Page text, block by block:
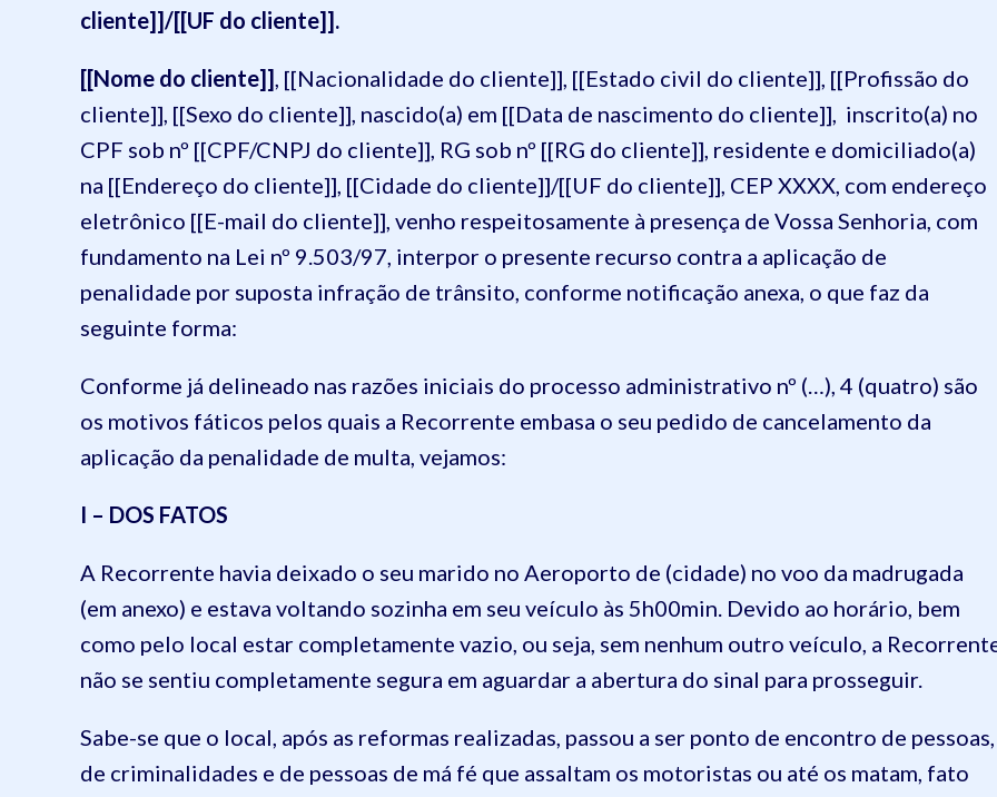
cliente]]/[[UF do cliente]].
[[Nome do cliente]], [[Nacionalidade do cliente]], [[Estado civil do cliente]], [[Profissão do
cliente]], [[Sexo do cliente]], nascido(a) em [[Data de nascimento do cliente]], inscrito(a) no
CPF sob nº [[CPF/CNPJ do cliente]], RG sob nº [[RG do cliente]], residente e domiciliado(a)
na [[Endereço do cliente]], [[Cidade do cliente]]/[[UF do cliente]], CEP XXXX, com endereço
eletrônico [[E-mail do cliente]], venho respeitosamente à presença de Vossa Senhoria, com
fundamento na Lei nº 9.503/97, interpor o presente recurso contra a aplicação de
penalidade por suposta infração de trânsito, conforme notificação anexa, o que faz da
seguinte forma:
Conforme já delineado nas razões iniciais do processo administrativo nº (…), 4 (quatro) são
os motivos fáticos pelos quais a Recorrente embasa o seu pedido de cancelamento da
aplicação da penalidade de multa, vejamos:
I – DOS FATOS
A Recorrente havia deixado o seu marido no Aeroporto de (cidade) no voo da madrugada
(em anexo) e estava voltando sozinha em seu veículo às 5h00min. Devido ao horário, bem
como pelo local estar completamente vazio, ou seja, sem nenhum outro veículo, a
não se sentiu completamente segura em aguardar a abertura do sinal para prosseguir.
Sabe-se que o local, após as reformas realizadas, passou a ser ponto de encontro de pessoas,
de criminalidades e de pessoas de má fé que assaltam os motoristas ou até os matam, fato